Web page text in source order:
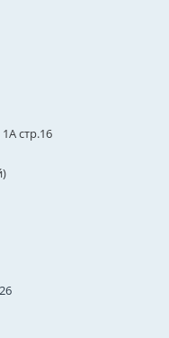
стр.16